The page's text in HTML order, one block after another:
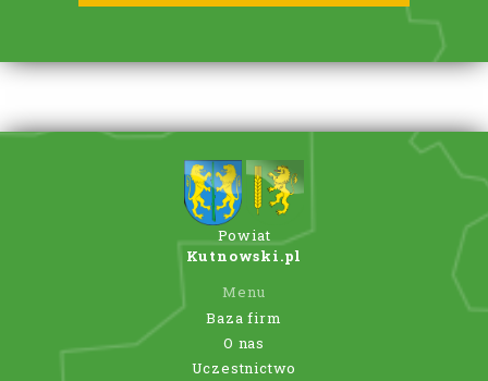
Powiat
Kutnowski.pl
Menu
Baza firm
O nas
Uczestnictwo